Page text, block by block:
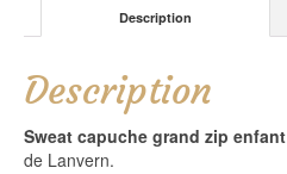
Description
Description
Sweat capuche grand zip enfant
de Lanvern.